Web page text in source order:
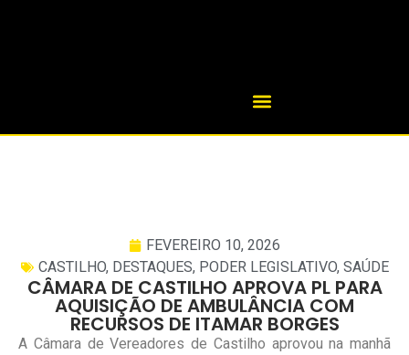
FEVEREIRO 10, 2026
CASTILHO, DESTAQUES, PODER LEGISLATIVO, SAÚDE
CÂMARA DE CASTILHO APROVA PL PARA
AQUISIÇÃO DE AMBULÂNCIA COM
RECURSOS DE ITAMAR BORGES
A Câmara de Vereadores de Castilho aprovou na manhã